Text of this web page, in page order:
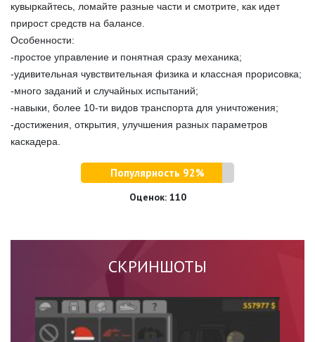
кувыркайтесь, ломайте разные части и смотрите, как идет
прирост средств на балансе.
Особенности:
-простое управление и понятная сразу механика;
-удивительная чувствительная физика и классная прорисовка;
-много заданий и случайных испытаний;
-навыки, более 10-ти видов транспорта для уничтожения;
-достижения, открытия, улучшения разных параметров
каскадера.
Популярность 92%
Оценок: 110
СКРИНШОТЫ